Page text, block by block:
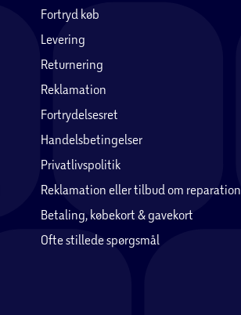
Fortryd køb
Levering
Returnering
Reklamation
Fortrydelsesret
Handelsbetingelser
Privatlivspolitik
Reklamation eller tilbud om reparation
Betaling, købekort & gavekort
Ofte stillede spørgsmål